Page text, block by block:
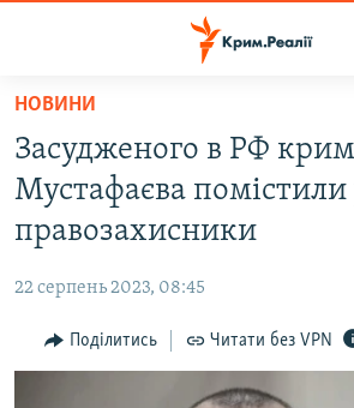
Перейти
основного
матеріалу
Перейти
до
основної
навігації
Перейти
до
ВОДА.КРИМ
ВІДЕО ТА ФОТО
БЛОГИ
ПОГЛЯД
НОВИНИ
Засудженого в РФ
Мустафаєва
правозахисники
22 серпень 2023, 08:45
Поділитись Читати без VPN